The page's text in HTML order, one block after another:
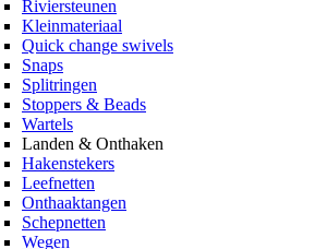
Riviersteunen
Kleinmateriaal
Quick change swivels
Snaps
Splitringen
Stoppers & Beads
Wartels
Landen & Onthaken
Hakenstekers
Leefnetten
Onthaaktangen
Schepnetten
Wegen